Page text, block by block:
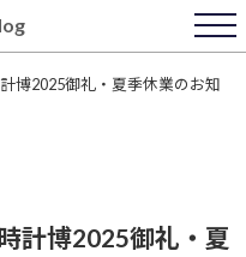
博2025御礼・夏季休業のお知
計博2025御礼・夏